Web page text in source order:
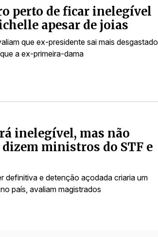
perto de ficar inelegível
apesar de joias
que ex-presidente sai mais desgastado
a ex-primeira-dama
inelegível, mas não
dizem ministros do STF e
definitiva e detenção açodada criaria um
país, avaliam magistrados